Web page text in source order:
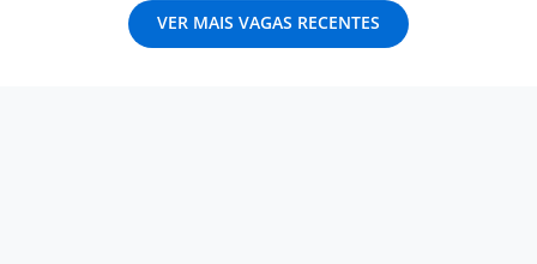
VER MAIS VAGAS RECENTES